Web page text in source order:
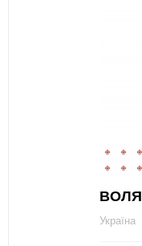
ВОЛЯ
Україна